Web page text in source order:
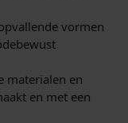
vormen
materialen en
en met een